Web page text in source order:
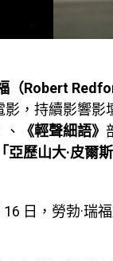
（Robert
，持續影響影
、 《輕聲細語》
「亞歷山大·皮爾
日，勞勃·瑞